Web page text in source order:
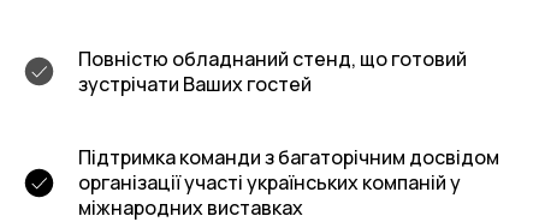
Повністю обладнаний стенд, що готовий
зустрічати Ваших гостей
Підтримка команди з багаторічним досвідом
організації участі українських компаній у
міжнародних виставках